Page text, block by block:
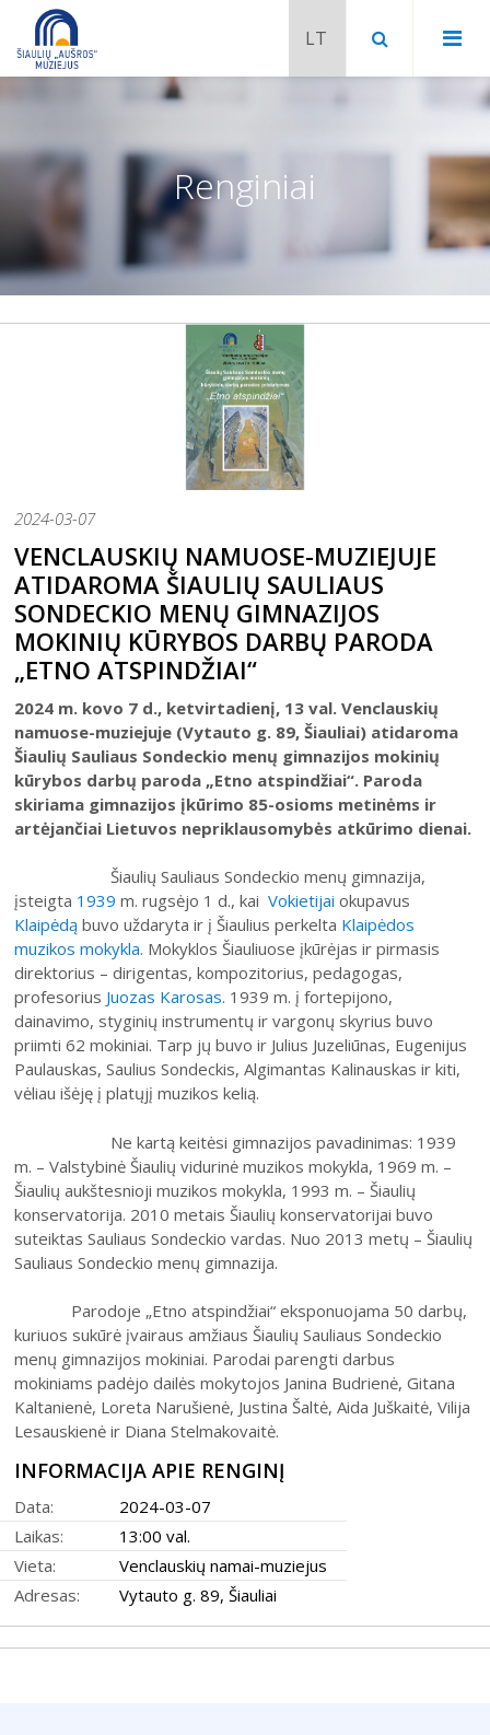
Chaimo Frenkelio vila-muziejus
Venclauskių namai-muziejus
Šiaulių istorijos muziejus
Dviračių muziejus
Radijo ir televizijos muziejus
Žaliūkių malūnininko sodyba-muziejus
Poeto Jovaro namas-muziejus
Šiaulių istorijos muziejaus ekspozicija
Venclauskių namų-muziejaus ekspozicija
Chaimo Frenkelio vilos-muziejaus
Žaliūkių malūnininko sodybos-muziejaus
Dviračių muziejaus ekspozicija
Kilnojamos parodos
Virtualiosios parodos
Parodų archyvas
Virtualios galerijos
Bilietų kainos
Padalinių darbo laikas
Kainoraštis
Vaikams
Suaugusiesiems
Šiaulių m. sav. kultūros krepšelis
Kultūros pasas
Integruotos muziejinės pamokos
Rugpjūtis
PR AN TR KE PE ŠE
1
3
4 5 6 7 8
17
18 19 20 21 22
24
25 26 27 28 29
31
2026 (XXIII festivalis)
2025 (XXII festivalis)
2024 (XXI festivalis)
2023 (XX festivalis)
2022 (XIX festivalis)
2021 (XVIII festivalis)
2020 (XVII festivalis)
2019 (XVI festivalis)
2004–2017 m. festivalis
Renginiai
2024-03-07
VENCLAUSKIŲ NAMUOSE-MUZIEJUJE
ATIDAROMA ŠIAULIŲ SAULIAUS
SONDECKIO MENŲ GIMNAZIJOS
MOKINIŲ KŪRYBOS DARBŲ PARODA
„ETNO ATSPINDŽIAI“
2024 m. kovo 7 d., ketvirtadienį, 13 val. Venclauskių
namuose-muziejuje (Vytauto g. 89, Šiauliai) atidaroma
Šiaulių Sauliaus Sondeckio menų gimnazijos mokinių
kūrybos darbų paroda „Etno atspindžiai“. Paroda
skiriama gimnazijos įkūrimo 85-osioms metinėms ir
artėjančiai Lietuvos nepriklausomybės atkūrimo dienai.
Šiaulių Sauliaus Sondeckio menų gimnazija,
įsteigta 1939 m. rugsėjo 1 d., kai Vokietijai okupavus
Klaipėdą buvo uždaryta ir į Šiaulius perkelta Klaipėdos
muzikos mokykla. Mokyklos Šiauliuose įkūrėjas ir pirmasis
direktorius – dirigentas, kompozitorius, pedagogas,
profesorius Juozas Karosas. 1939 m. į fortepijono,
dainavimo, styginių instrumentų ir vargonų skyrius buvo
priimti 62 mokiniai. Tarp jų buvo ir Julius Juzeliūnas, Eugenijus
Paulauskas, Saulius Sondeckis, Algimantas Kalinauskas ir kiti,
vėliau išėję į platųjį muzikos kelią.
Ne kartą keitėsi gimnazijos pavadinimas: 1939
m. – Valstybinė Šiaulių vidurinė muzikos mokykla, 1969 m. –
Šiaulių aukštesnioji muzikos mokykla, 1993 m. – Šiaulių
konservatorija. 2010 metais Šiaulių konservatorijai buvo
suteiktas Sauliaus Sondeckio vardas. Nuo 2013 metų – Šiaulių
Sauliaus Sondeckio menų gimnazija.
Parodoje „Etno atspindžiai“ eksponuojama 50 darbų,
kuriuos sukūrė įvairaus amžiaus Šiaulių Sauliaus Sondeckio
menų gimnazijos mokiniai. Parodai parengti darbus
mokiniams padėjo dailės mokytojos Janina Budrienė, Gitana
Kaltanienė, Loreta Narušienė, Justina Šaltė, Aida Juškaitė, Vilija
Lesauskienė ir Diana Stelmakovaitė.
INFORMACIJA APIE RENGINĮ
Data:
2024-03-07
Laikas:
13:00 val.
Vieta:
Venclauskių namai-muziejus
Adresas:
Vytauto g. 89, Šiauliai